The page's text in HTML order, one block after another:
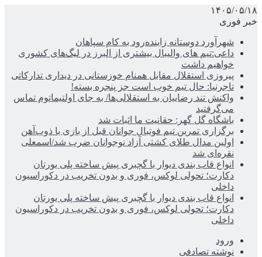
۱۴۰۵/۰۵/۱۸
خبر فوری
شهرآورد دوستانه زاینده‌رود به کام سپاهان
داعی:تیم های والیبال بیشتری از البرز در لیگ‌های کشوری
خواهیم داشت
پیروزی استقلال مقابل همنام خوزستانی در دیداری تدارکاتی
تاجرنیا: حال تیم خوب است جز پنجره بسته!
واکنش تند رضاییان به استقلالی‌ها/ به جای اولتیماتوم تماس
می‌گرفتید
باشگاه گل گهر: حقانیت ما اثبات شد
برگزاری تمرین تیم فوتبال جوانان قبل از بازی با ذوب‌آهن
اولین مدال طلای کشتی آزاد نوجوانان ضرب شد/اسمعلی
نقره‌ای شد
انواع قاب بندی دیوار با گچبری پیش ساخته پلی یورتان
دکارت؛ تحولی لوکس، فوری و بدون تخریب در دکوراسیون
داخلی
انواع قاب بندی دیوار با گچبری پیش ساخته پلی یورتان
دکارت؛ تحولی لوکس، فوری و بدون تخریب در دکوراسیون
داخلی
ورود
نوشته تصادفی